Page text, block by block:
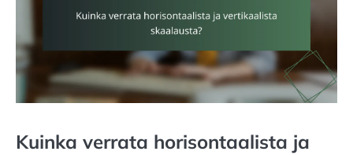
Kuinka verrata horisontaalista ja